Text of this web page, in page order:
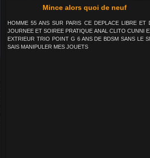
Mince alors quoi de neuf
HOMME 55 ANS SUR PARIS CE DEPLACE LIBRE ET
JOURNEE ET SOIREE PRATIQUE ANAL CLITO CUNNI
EXTRIEUR TRIO POINT G 6 ANS DE BDSM SANS LE
SAIS MANIPULER MES JOUETS